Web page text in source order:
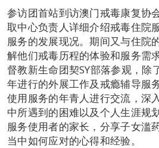
参访团首站到访澳门戒毒康复协
取中心负责人详细介绍戒毒住院
服务的发展现况。期间又与住院
解他们戒毒历程的体验和服务需
督教新生命团契SY部落参观，除
年进行的外展工作及戒瘾辅导服
使用服务的年青人进行交流，深
中所遇到的困难以及个人生涯规
服务使用者的家长，分享子女滥
当中如何应对的心得和经验。